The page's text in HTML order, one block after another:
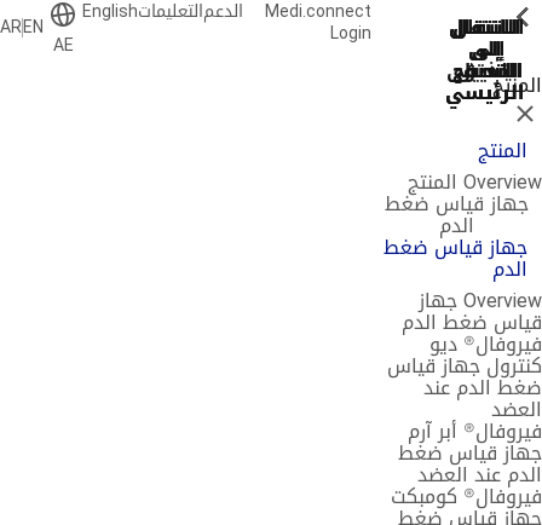
الانتقال
إلى
البحث
الانتقال
إلى
التصفح
الرئيسي
الانتقال
إلى
التصفح
الرئيسي
الانتقال
إلى
المحتوى
الرئيسي
الانتقال
إلى
التذييل
Medi.connect
Login
الدعمالتعليماتEnglish
AE
EN
AR
المنتج
ShowPrevious
إغلاق
المنتج
Overview المنتج
جهاز قياس ضغط
الدم
ShowPrevious
جهاز قياس ضغط
الدم
Overview جهاز
قياس ضغط الدم
فيروفال® ديو
كنترول جهاز قياس
ضغط الدم عند
العضد
فيروفال® أبر آرم
جهاز قياس ضغط
الدم عند العضد
فيروفال® كومبكت
ShowPrevious
ShowPrevious
ShowPrevious
ShowPrevious
ShowPrevious
ShowPrevious
ShowPrevious
ShowPrevious